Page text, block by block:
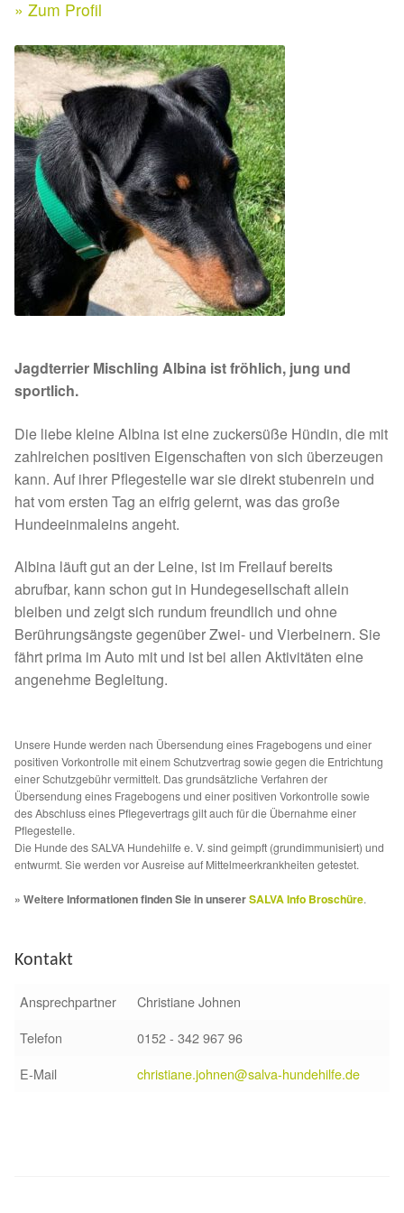
Aktuelle Spenden 2026
Ihre/Eure Spenden – Januar bis Juni 2026
Spenden 2025
Juli bis Dezember 2025
Januar bis Juni 2025
Spenden 2024
Januar bis Juni 2024
Spenden 2023
Juli bis Dezember 2023
Januar bis Juni 2023
Spenden 2022
Juli bis Dezember 2022
Januar bis Juni 2022
Juli bis Dezember 2021
Fördermitgliedschaft
Tierschutz
Auslandstierschutz
Schutzgebühr
Unsere Notnasen
Notnasen in Deutschland
Kontakt & Rechtliches
Facebook
Instagram
» Zum Profil
Jagdterrier Mischling Albina ist fröhlich, jung und
sportlich.
Die liebe kleine Albina ist eine zuckersüße Hündin, die mit
zahlreichen positiven Eigenschaften von sich überzeugen
kann. Auf ihrer Pflegestelle war sie direkt stubenrein und
hat vom ersten Tag an eifrig gelernt, was das große
Hundeeinmaleins angeht.
Albina läuft gut an der Leine, ist im Freilauf bereits
abrufbar, kann schon gut in Hundegesellschaft allein
bleiben und zeigt sich rundum freundlich und ohne
Berührungsängste gegenüber Zwei- und Vierbeinern. Sie
fährt prima im Auto mit und ist bei allen Aktivitäten eine
angenehme Begleitung.
Unsere Hunde werden nach Übersendung eines Fragebogens und einer
positiven Vorkontrolle mit einem Schutzvertrag sowie gegen die Entrichtung
einer Schutzgebühr vermittelt. Das grundsätzliche Verfahren der
Übersendung eines Fragebogens und einer positiven Vorkontrolle sowie
des Abschluss eines Pflegevertrags gilt auch für die Übernahme einer
Pflegestelle.
Die Hunde des SALVA Hundehilfe e. V. sind geimpft (grundimmunisiert) und
entwurmt. Sie werden vor Ausreise auf Mittelmeerkrankheiten getestet.
» Weitere Informationen finden Sie in unsererSALVA Info Broschüre.
Kontakt
Ansprechpartner
Christiane Johnen
Telefon
0152 - 342 967 96
E-Mail
christiane.johnen@salva-hundehilfe.de